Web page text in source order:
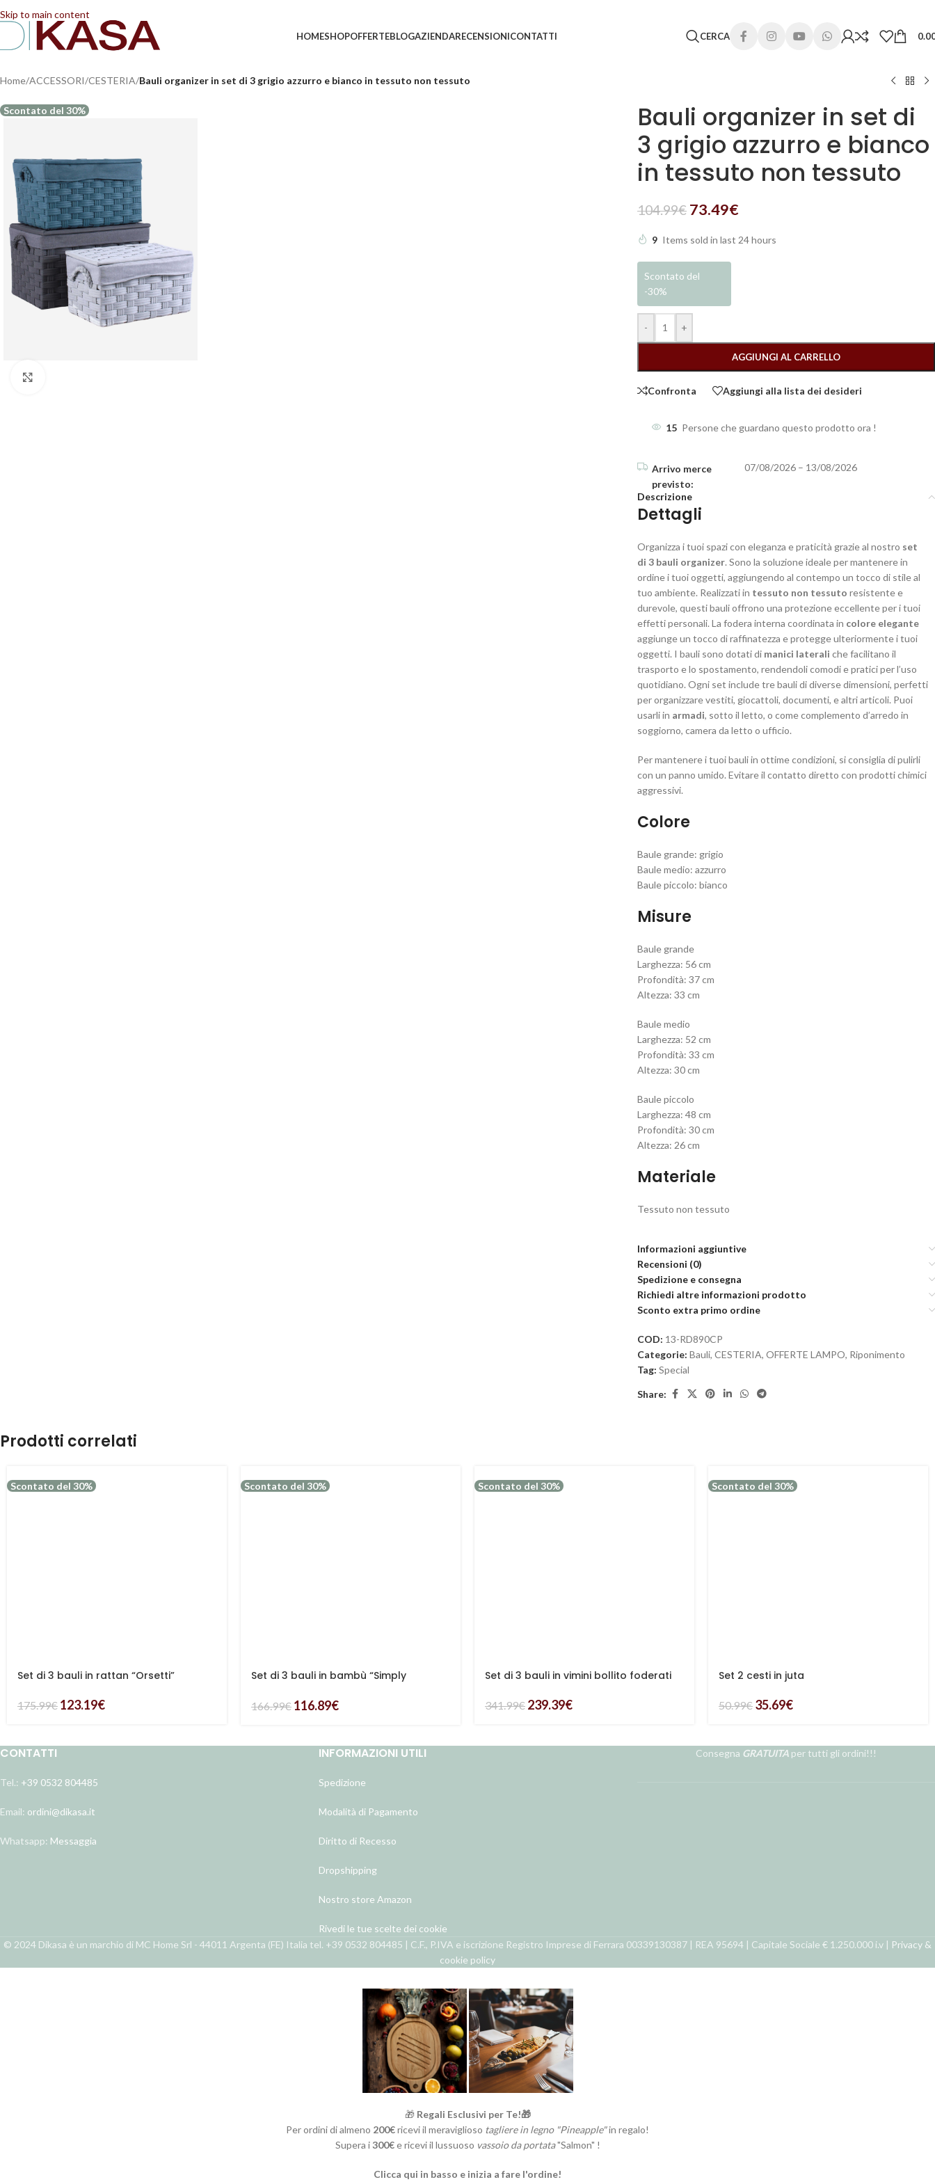
Skip to main content
HOMESHOPOFFERTEBLOGAZIENDARECENSIONICONTATTI CERCA
Home/ACCESSORI/CESTERIA/Bauli organizer in set di 3 grigio azzurro e bianco in tessuto non tessuto
Scontato del 30%
Bauli organizer in set di
3 grigio azzurro e bianco
in tessuto non tessuto
104.99€ 73.49€
9 Items sold in last 24 hours
Scontato del
-30%
- +
AGGIUNGI AL CARRELLO
Confronta Aggiungi alla lista dei desideri
15 Persone che guardano questo prodotto ora !
07/08/2026 – 13/08/2026
Descrizione
Dettagli
Organizza i tuoi spazi con eleganza e praticità grazie al nostro set
di 3 bauli organizer. Sono la soluzione ideale per mantenere in
ordine i tuoi oggetti, aggiungendo al contempo un tocco di stile al
tuo ambiente. Realizzati in tessuto non tessuto resistente e
durevole, questi bauli offrono una protezione eccellente per i tuoi
effetti personali. La fodera interna coordinata in colore elegante
aggiunge un tocco di raffinatezza e protegge ulteriormente i tuoi
oggetti. I bauli sono dotati di manici laterali che facilitano il
trasporto e lo spostamento, rendendoli comodi e pratici per l’uso
quotidiano. Ogni set include tre bauli di diverse dimensioni, perfetti
per organizzare vestiti, giocattoli, documenti, e altri articoli. Puoi
usarli in armadi, sotto il letto, o come complemento d’arredo in
soggiorno, camera da letto o ufficio.
Per mantenere i tuoi bauli in ottime condizioni, si consiglia di pulirli
con un panno umido. Evitare il contatto diretto con prodotti chimici
aggressivi.
Colore
Baule grande: grigio
Baule medio: azzurro
Baule piccolo: bianco
Misure
Baule grande
Larghezza: 56 cm
Profondità: 37 cm
Altezza: 33 cm
Baule medio
Larghezza: 52 cm
Profondità: 33 cm
Altezza: 30 cm
Baule piccolo
Larghezza: 48 cm
Profondità: 30 cm
Altezza: 26 cm
Materiale
Tessuto non tessuto
Informazioni aggiuntive
Recensioni (0)
Spedizione e consegna
Richiedi altre informazioni prodotto
Sconto extra primo ordine
COD: 13-RD890CP
Categorie: Bauli, CESTERIA, OFFERTE LAMPO, Riponimento
Tag: Special
Share:
Prodotti correlati
Scontato del 30%
Set di 3 bauli in rattan “Orsetti”
175.99€ 123.19€
Scontato del 30%
Set di 3 bauli in bambù “Simply
166.99€ 116.89€
Scontato del 30%
Set di 3 bauli in vimini bollito foderati
341.99€ 239.39€
Scontato del 30%
Set 2 cesti in juta
50.99€ 35.69€
CONTATTI
Tel.: +39 0532 804485
Email: ordini@dikasa.it
Whatsapp: Messaggia
INFORMAZIONI UTILI
Spedizione
Modalità di Pagamento
Diritto di Recesso
Dropshipping
Nostro store Amazon
Rivedi le tue scelte dei cookie
Consegna GRATUITA per tutti gli ordini!!!
© 2024 Dikasa è un marchio di MC Home Srl - 44011 Argenta (FE) Italia tel. +39 0532 804485 | C.F., P.IVA e iscrizione Registro Imprese di Ferrara 00339130387 | REA 95694 | Capitale Sociale € 1.250.000 i.v | Privacy &
cookie policy
🎁 Regali Esclusivi per Te!🎁
Per ordini di almeno 200€ricevi il meraviglioso tagliere in legno "Pineapple"in regalo!
Supera i300€e ricevi il lussuoso vassoio da portata"Salmon" !
Clicca qui in basso e inizia a fare l'ordine!